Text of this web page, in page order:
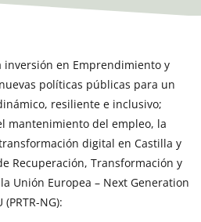
inversión en Emprendimiento y
políticas públicas para un
resiliente e inclusivo;
mantenimiento del empleo, la
digital en Castilla y
Recuperación, Transformación y
Unión Europea – Next Generation
(PRTR-NG):